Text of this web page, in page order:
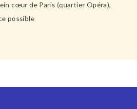
cœur de Paris (quartier Opéra),
possible